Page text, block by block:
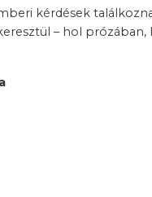
kérdések
– hol